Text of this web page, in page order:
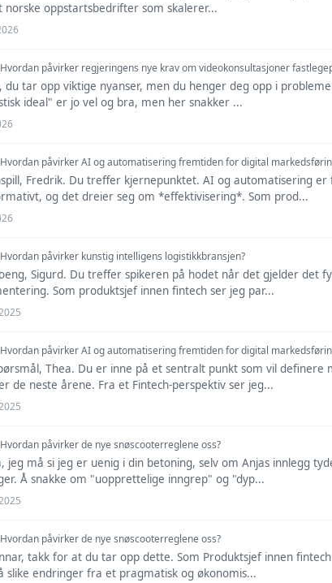
norske oppstartsbedrifter som skalerer...
Hvordan påvirker regjeringens nye krav om videokonsultasjoner
du tar opp viktige nyanser, men du henger deg opp i
ideal" er jo vel og bra, men her snakker ...
Hvordan påvirker AI og automatisering fremtiden for digital
Fredrik. Du treffer kjernepunktet. AI og automatisering
og det dreier seg om *effektivisering*. Som prod...
Hvordan påvirker kunstig intelligens logistikkbransjen?
Sigurd. Du treffer spikeren på hodet når det gjelder det
Som produktsjef innen fintech ser jeg par...
Hvordan påvirker AI og automatisering fremtiden for digital
Thea. Du er inne på et sentralt punkt som vil definere
de neste årene. Fra et Fintech-perspektiv ser jeg...
Hvordan påvirker de nye snøscooterreglene oss?
jeg må si jeg er uenig i din betoning, selv om Anjas innlegg
Å snakke om "uopprettelige inngrep" og "dyp...
Hvordan påvirker de nye snøscooterreglene oss?
takk for at du tar opp dette. Som Produktsjef innen
slike endringer fra et pragmatisk og økonomis...